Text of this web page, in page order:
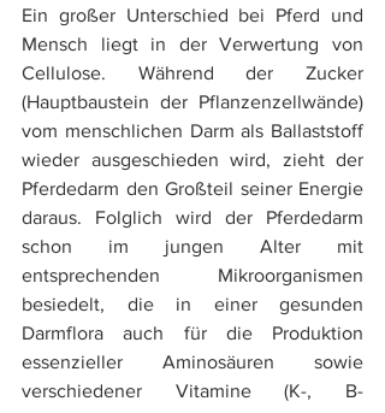
Ein großer Unterschied bei Pferd und
Mensch liegt in der Verwertung von
Cellulose. Während der Zucker
(Hauptbaustein der Pflanzenzellwände)
vom menschlichen Darm als Ballaststoff
wieder ausgeschieden wird, zieht der
Pferdedarm den Großteil seiner Energie
daraus. Folglich wird der Pferdedarm
schon im jungen Alter mit
entsprechenden Mikroorganismen
besiedelt, die in einer gesunden
Darmflora auch für die Produktion
essenzieller Aminosäuren sowie
verschiedener Vitamine (K-, B-